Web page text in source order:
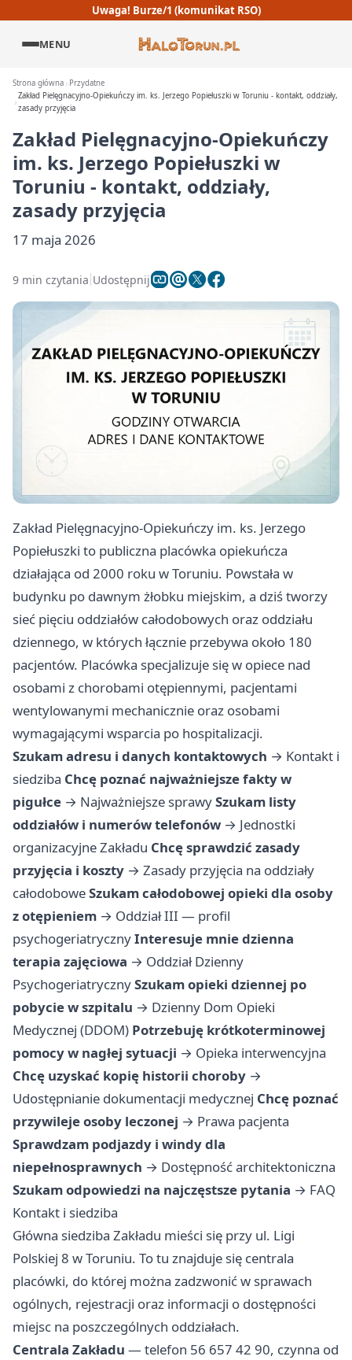
Uwaga! Burze/1 (komunikat RSO)
MENU
Strona główna
Przydatne
Zakład Pielęgnacyjno-Opiekuńczy im. ks. Jerzego Popiełuszki w Toruniu - kontakt, oddziały,
zasady przyjęcia
Zakład Pielęgnacyjno-Opiekuńczy
im. ks. Jerzego Popiełuszki w
Toruniu - kontakt, oddziały,
zasady przyjęcia
17 maja 2026
9 min czytania Udostępnij
Zakład Pielęgnacyjno-Opiekuńczy im. ks. Jerzego
Popiełuszki to publiczna placówka opiekuńcza
działająca od 2000 roku w Toruniu. Powstała w
budynku po dawnym żłobku miejskim, a dziś tworzy
sieć pięciu oddziałów całodobowych oraz oddziału
dziennego, w których łącznie przebywa około 180
pacjentów. Placówka specjalizuje się w opiece nad
osobami z chorobami otępiennymi, pacjentami
wentylowanymi mechanicznie oraz osobami
wymagającymi wsparcia po hospitalizacji.
Szukam adresu i danych kontaktowych → Kontakt i
siedziba Chcę poznać najważniejsze fakty w
pigułce → Najważniejsze sprawySzukam listy
oddziałów i numerów telefonów → Jednostki
organizacyjne Zakładu Chcę sprawdzić zasady
przyjęcia i koszty → Zasady przyjęcia na oddziały
całodoboweSzukam całodobowej opieki dla osoby
z otępieniem → Oddział III — profil
psychogeriatrycznyInteresuje mnie dzienna
terapia zajęciowa → Oddział Dzienny
PsychogeriatrycznySzukam opieki dziennej po
pobycie w szpitalu → Dzienny Dom Opieki
Medycznej (DDOM) Potrzebuję krótkoterminowej
pomocy w nagłej sytuacji → Opieka interwencyjna
Chcę uzyskać kopię historii choroby →
Udostępnianie dokumentacji medycznej Chcę poznać
przywileje osoby leczonej → Prawa pacjenta
Sprawdzam podjazdy i windy dla
niepełnosprawnych → Dostępność architektoniczna
Szukam odpowiedzi na najczęstsze pytania → FAQ
Kontakt i siedziba
Główna siedziba Zakładu mieści się przy ul. Ligi
Polskiej 8 w Toruniu. To tu znajduje się centrala
placówki, do której można zadzwonić w sprawach
ogólnych, rejestracji oraz informacji o dostępności
miejsc na poszczególnych oddziałach.
Centrala Zakładu — telefon 56 657 42 90, czynna od